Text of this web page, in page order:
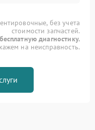
без учета
стоимости запчастей.
диагностику.
на неисправность.